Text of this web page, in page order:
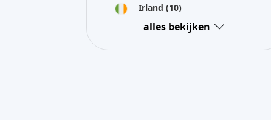
Irland (10)
alles bekijken